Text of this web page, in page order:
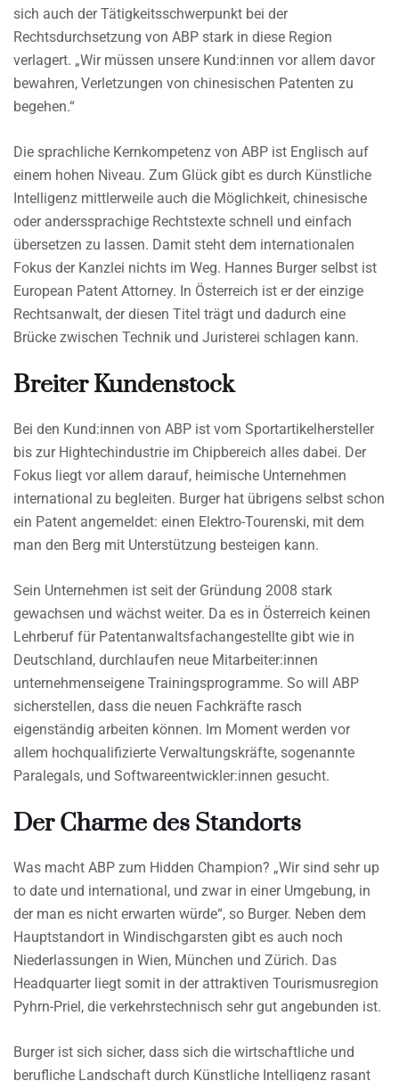
sich auch der Tätigkeitsschwerpunkt bei der
Rechtsdurchsetzung von ABP stark in diese Region
verlagert. „Wir müssen unsere Kund:innen vor allem davor
bewahren, Verletzungen von chinesischen Patenten zu
begehen.“
Die sprachliche Kernkompetenz von ABP ist Englisch auf
einem hohen Niveau. Zum Glück gibt es durch Künstliche
Intelligenz mittlerweile auch die Möglichkeit, chinesische
oder anderssprachige Rechtstexte schnell und einfach
übersetzen zu lassen. Damit steht dem internationalen
Fokus der Kanzlei nichts im Weg. Hannes Burger selbst ist
European Patent Attorney. In Österreich ist er der einzige
Rechtsanwalt, der diesen Titel trägt und dadurch eine
Brücke zwischen Technik und Juristerei schlagen kann.
Breiter Kundenstock
Bei den Kund:innen von ABP ist vom Sportartikelhersteller
bis zur Hightechindustrie im Chipbereich alles dabei. Der
Fokus liegt vor allem darauf, heimische Unternehmen
international zu begleiten. Burger hat übrigens selbst schon
ein Patent angemeldet: einen Elektro-Tourenski, mit dem
man den Berg mit Unterstützung besteigen kann.
Sein Unternehmen ist seit der Gründung 2008 stark
gewachsen und wächst weiter. Da es in Österreich keinen
Lehrberuf für Patentanwaltsfachangestellte gibt wie in
Deutschland, durchlaufen neue Mitarbeiter:innen
unternehmenseigene Trainingsprogramme. So will ABP
sicherstellen, dass die neuen Fachkräfte rasch
eigenständig arbeiten können. Im Moment werden vor
allem hochqualifizierte Verwaltungskräfte, sogenannte
Paralegals, und Softwareentwickler:innen gesucht.
Der Charme des Standorts
Was macht ABP zum Hidden Champion? „Wir sind sehr up
to date und international, und zwar in einer Umgebung, in
der man es nicht erwarten würde“, so Burger. Neben dem
Hauptstandort in Windischgarsten gibt es auch noch
Niederlassungen in Wien, München und Zürich. Das
Headquarter liegt somit in der attraktiven Tourismusregion
Pyhrn-Priel, die verkehrstechnisch sehr gut angebunden ist.
Burger ist sich sicher, dass sich die wirtschaftliche und
berufliche Landschaft durch Künstliche Intelligenz rasant